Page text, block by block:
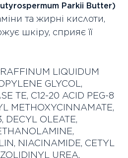
Parkii Butter)
та жирні кислоти,
шкіру, сприяє її
LIQUIDUM
GLYCOL,
TE, C12-20 ACID PEG-8
METHOXYCINNAMATE,
DECYL OLEATE,
NIACINAMIDE, CETYL
UREA,